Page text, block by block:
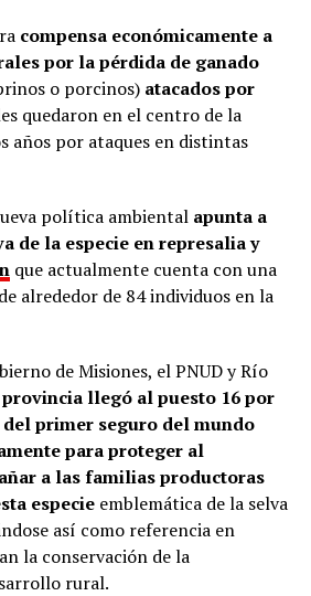
compensa económicamente a
por la pérdida de ganado
o porcinos) atacados por
quedaron en el centro de la
años por ataques en distintas
política ambientalapunta a
de la especie en represalia y
que actualmente cuenta con una
alrededor de 84 individuos en la
de Misiones, el PNUD y Río
llegó al puesto 16 por
primer seguro del mundo
para proteger al
a las familias productoras
especieemblemática de la selva
así como referencia en
la conservación de la
rural.